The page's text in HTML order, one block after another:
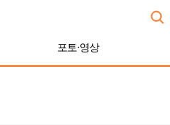
포토·영상